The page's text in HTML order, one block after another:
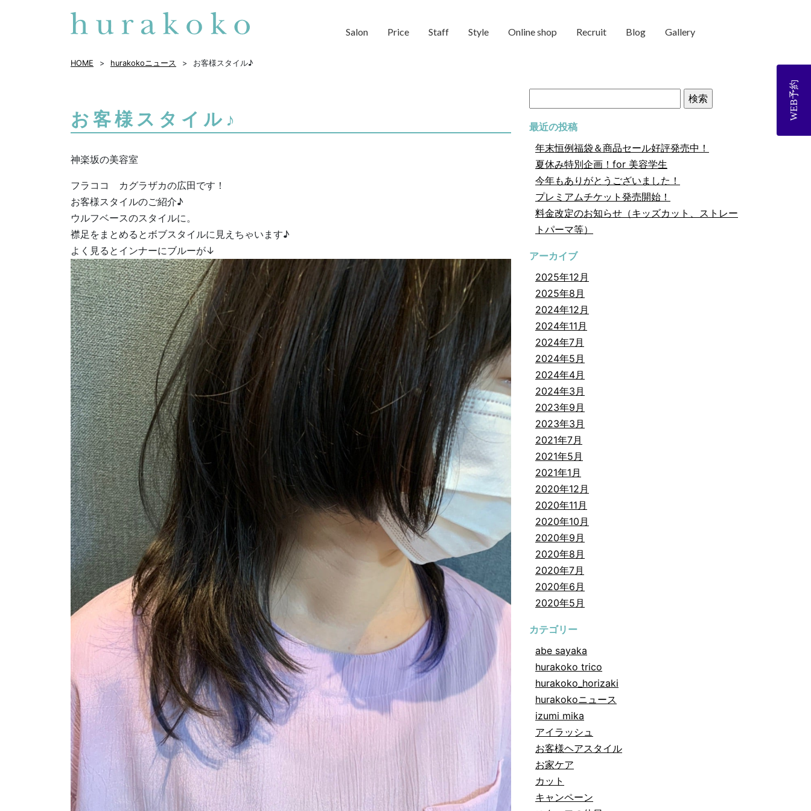
WEB予約
Salon Price Staff Style Online shop Recruit Blog Gallery
HOME hurakokoニュース お客様スタイル♪
お客様スタイル♪
神楽坂の美容室
フラココ カグラザカの広田です！
お客様スタイルのご紹介♪
ウルフベースのスタイルに。
襟足をまとめるとボブスタイルに見えちゃいます♪
よく見るとインナーにブルーが↓
索:
最近の投稿
年末恒例福袋＆商品セール好評発売中！
夏休み特別企画！for 美容学生
今年もありがとうございました！
プレミアムチケット発売開始！
料金改定のお知らせ（キッズカット、ストレー
トパーマ等）
アーカイブ
2025年12月
2025年8月
2024年12月
2024年11月
2024年7月
2024年5月
2024年4月
2024年3月
2023年9月
2023年3月
2021年7月
2021年5月
2021年1月
2020年12月
2020年11月
2020年10月
2020年9月
2020年8月
2020年7月
2020年6月
2020年5月
カテゴリー
abe sayaka
hurakoko trico
hurakoko_horizaki
hurakokoニュース
izumi mika
アイラッシュ
お客様ヘアスタイル
お家ケア
カット
キャンペーン